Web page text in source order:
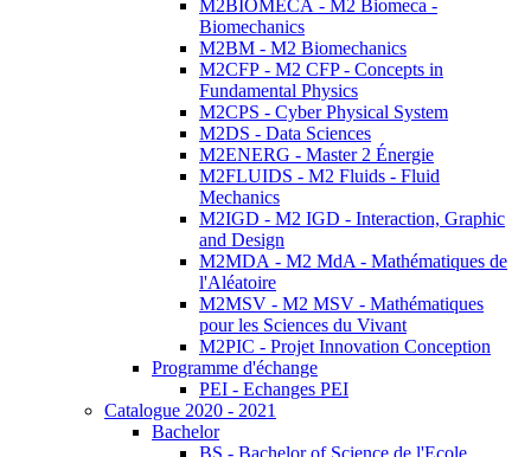
M2BIOMECA - M2 Biomeca -
Biomechanics
M2BM - M2 Biomechanics
M2CFP - M2 CFP - Concepts in
Fundamental Physics
M2CPS - Cyber Physical System
M2DS - Data Sciences
M2ENERG - Master 2 Énergie
M2FLUIDS - M2 Fluids - Fluid
Mechanics
M2IGD - M2 IGD - Interaction, Graphic
and Design
M2MDA - M2 MdA - Mathématiques de
l'Aléatoire
M2MSV - M2 MSV - Mathématiques
pour les Sciences du Vivant
M2PIC - Projet Innovation Conception
Programme d'échange
PEI - Echanges PEI
Catalogue 2020 - 2021
Bachelor
BS - Bachelor of Science de l'Ecole